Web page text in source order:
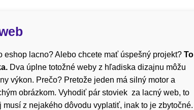
eshop lacno? Alebo chcete mať úspešný projekt? To
Dva úplne totožné weby z hľadiska dizajnu môžu
výkon. Prečo? Pretože jeden má silný motor a
obrázkom. Vyhodiť pár stoviek za lacný web, to
musí z nejakého dôvodu vyplatiť, inak to je zbytočné.